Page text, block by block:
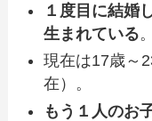
１度目に結婚
生まれている
現在は17歳～
在）。
もう１人のお